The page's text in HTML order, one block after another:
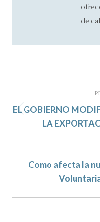
de
EL GOBIERNO
LA
Como afecta la